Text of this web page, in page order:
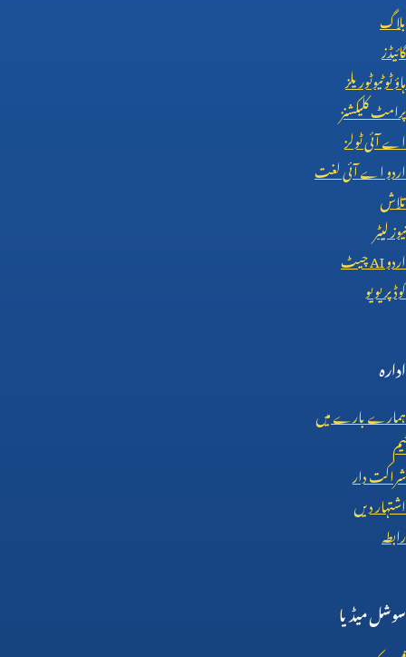
بلاگ
گائیڈز
ہاؤ ٹو ٹیوٹوریلز
پرامٹ کلیکشنز
اے آئی ٹولز
اردو اے آئی لغت
تلاش
نیوز لیٹر
اردوAIچیٹ
کوڈ پریویو
ادارہ
ہمارے بارے میں
ٹیم
شراکت دار
اشتہار دیں
رابطہ
سوشل میڈیا